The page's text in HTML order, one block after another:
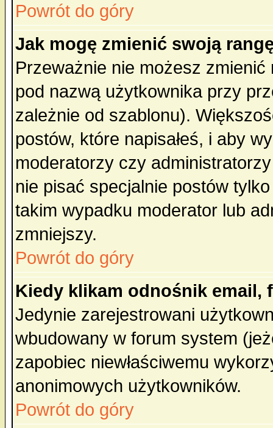
Powrót do góry
Jak mogę zmienić swoją
Przeważnie nie możesz
pod nazwą użytkownika przy
zależnie od szablonu).
postów, które napisałeś, i aby
moderatorzy czy
nie pisać specjalnie postów
takim wypadku moderator lub
zmniejszy.
Powrót do góry
Kiedy klikam odnośnik email,
Jedynie zarejestrowani
wbudowany w forum system
zapobiec niewłaściwemu
anonimowych użytkowników.
Powrót do góry